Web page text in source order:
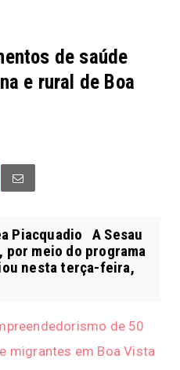
de saúde
e rural de Boa
Piacquadio A Sesau
por meio do programa
nesta terça-feira,
de 50
migrantes em Boa Vista